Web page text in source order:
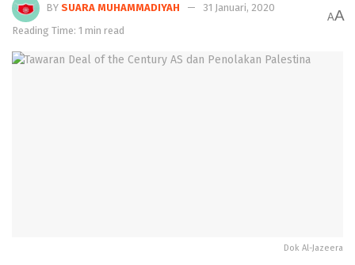
BY SUARA MUHAMMADIYAH
31 Januari, 2020
Reading Time: 1 min read
AA
Dok Al-Jazeera